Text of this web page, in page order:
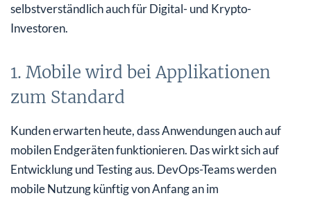
selbstverständlich auch für Digital- und Krypto-
Investoren.
1. Mobile wird bei Applikationen
zum Standard
Kunden erwarten heute, dass Anwendungen auch auf
mobilen Endgeräten funktionieren. Das wirkt sich auf
Entwicklung und Testing aus. DevOps-Teams werden
mobile Nutzung künftig von Anfang an im